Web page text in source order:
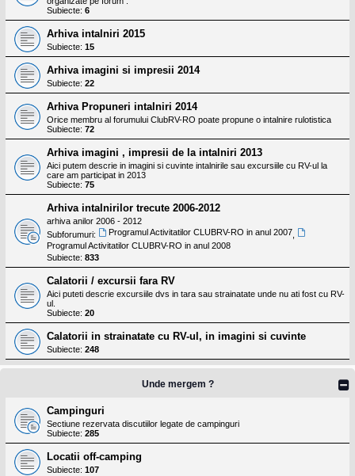
Subiecte: 6
Arhiva intalniri 2015
Subiecte: 15
Arhiva imagini si impresii 2014
Subiecte: 22
Arhiva Propuneri intalniri 2014
Orice membru al forumului ClubRV-RO poate propune o intalnire rulotistica
Subiecte: 72
Arhiva imagini , impresii de la intalniri 2013
Aici putem descrie in imagini si cuvinte intalnirile sau excursiile cu RV-ul la
care am participat in 2013
Subiecte: 75
Arhiva intalnirilor trecute 2006-2012
arhiva anilor 2006 - 2012
Subforumuri:
Programul Activitatilor CLUBRV-RO in anul 2007
Programul Activitatilor CLUBRV-RO in anul 2008
Subiecte: 833
Calatorii / excursii fara RV
Aici puteti descrie excursiile dvs in tara sau strainatate unde nu ati fost cu RV-
ul.
Subiecte: 20
Calatorii in strainatate cu RV-ul, in imagini si cuvinte
Subiecte: 248
Unde mergem ?
Campinguri
Sectiune rezervata discutiilor legate de campinguri
Subiecte: 285
Locatii off-camping
Subiecte: 107